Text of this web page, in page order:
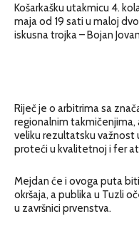
Košarkašku utakmicu 4.
maja od 19 sati u maloj
iskusna trojka – Bojan
Riječ je o arbitrima sa
regionalnim takmičenjima,
veliku rezultatsku važnost
proteći u kvalitetnoj i fer
Mejdan će i ovoga puta
okršaja, a publika u Tuzli
u završnici prvenstva.